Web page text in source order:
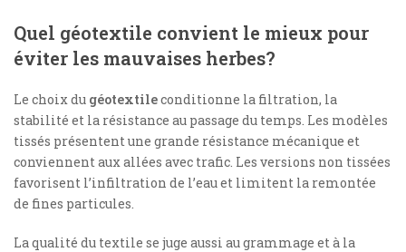
Quel géotextile convient le mieux pour
éviter les mauvaises herbes?
Le choix du géotextileconditionne la filtration, la
stabilité et la résistance au passage du temps. Les modèles
tissés présentent une grande résistance mécanique et
conviennent aux allées avec trafic. Les versions non tissées
favorisent l’infiltration de l’eau et limitent la remontée
de fines particules.
La qualité du textile se juge aussi au grammage et à la